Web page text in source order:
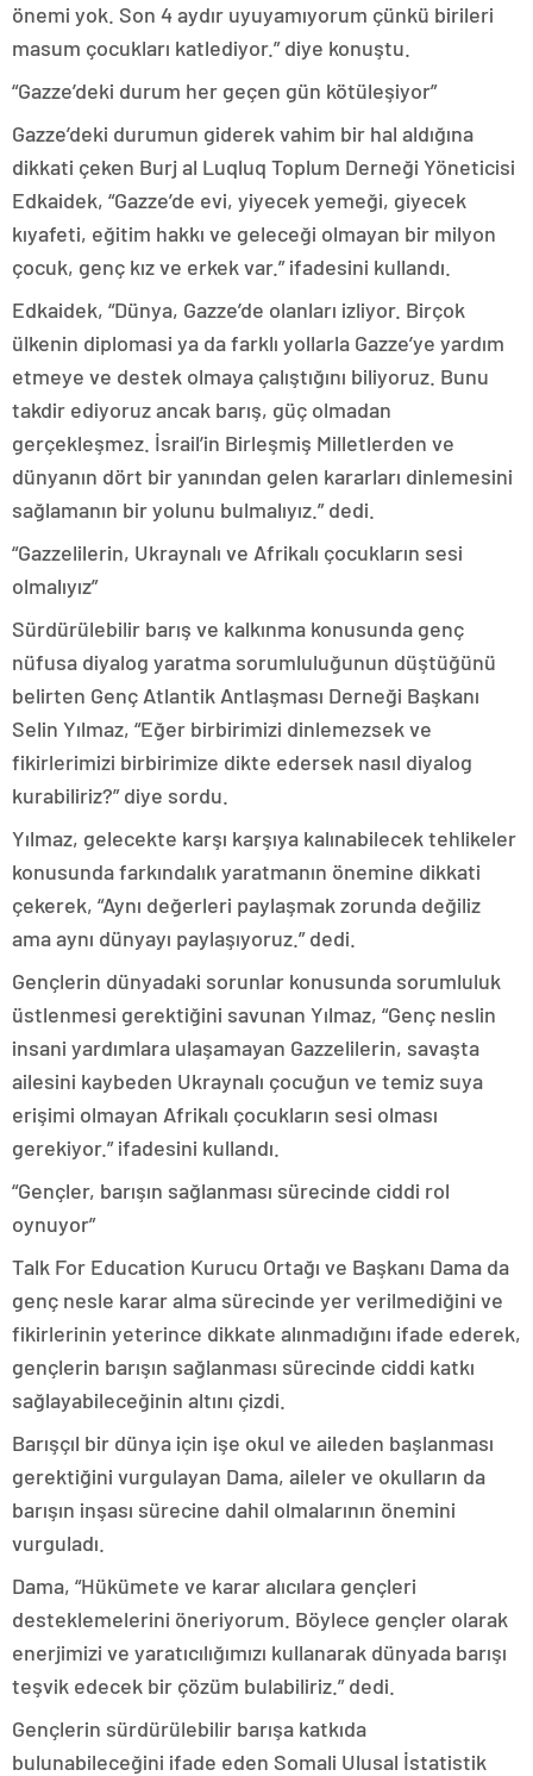
önemi yok. Son 4 aydır uyuyamıyorum çünkü birileri
masum çocukları katlediyor.” diye konuştu.
“Gazze’deki durum her geçen gün kötüleşiyor”
Gazze’deki durumun giderek vahim bir hal aldığına
dikkati çeken Burj al Luqluq Toplum Derneği Yöneticisi
Edkaidek, “Gazze’de evi, yiyecek yemeği, giyecek
kıyafeti, eğitim hakkı ve geleceği olmayan bir milyon
çocuk, genç kız ve erkek var.” ifadesini kullandı.
Edkaidek, “Dünya, Gazze’de olanları izliyor. Birçok
ülkenin diplomasi ya da farklı yollarla Gazze’ye yardım
etmeye ve destek olmaya çalıştığını biliyoruz. Bunu
takdir ediyoruz ancak barış, güç olmadan
gerçekleşmez. İsrail’in Birleşmiş Milletlerden ve
dünyanın dört bir yanından gelen kararları dinlemesini
sağlamanın bir yolunu bulmalıyız.” dedi.
“Gazzelilerin, Ukraynalı ve Afrikalı çocukların sesi
olmalıyız”
Sürdürülebilir barış ve kalkınma konusunda genç
nüfusa diyalog yaratma sorumluluğunun düştüğünü
belirten Genç Atlantik Antlaşması Derneği Başkanı
Selin Yılmaz, “Eğer birbirimizi dinlemezsek ve
fikirlerimizi birbirimize dikte edersek nasıl diyalog
kurabiliriz?” diye sordu.
Yılmaz, gelecekte karşı karşıya kalınabilecek tehlikeler
konusunda farkındalık yaratmanın önemine dikkati
çekerek, “Aynı değerleri paylaşmak zorunda değiliz
ama aynı dünyayı paylaşıyoruz.” dedi.
Gençlerin dünyadaki sorunlar konusunda sorumluluk
üstlenmesi gerektiğini savunan Yılmaz, “Genç neslin
insani yardımlara ulaşamayan Gazzelilerin, savaşta
ailesini kaybeden Ukraynalı çocuğun ve temiz suya
erişimi olmayan Afrikalı çocukların sesi olması
gerekiyor.” ifadesini kullandı.
“Gençler, barışın sağlanması sürecinde ciddi rol
oynuyor”
Talk For Education Kurucu Ortağı ve Başkanı Dama da
genç nesle karar alma sürecinde yer verilmediğini ve
fikirlerinin yeterince dikkate alınmadığını ifade ederek,
gençlerin barışın sağlanması sürecinde ciddi katkı
sağlayabileceğinin altını çizdi.
Barışçıl bir dünya için işe okul ve aileden başlanması
gerektiğini vurgulayan Dama, aileler ve okulların da
barışın inşası sürecine dahil olmalarının önemini
vurguladı.
Dama, “Hükümete ve karar alıcılara gençleri
desteklemelerini öneriyorum. Böylece gençler olarak
enerjimizi ve yaratıcılığımızı kullanarak dünyada barışı
teşvik edecek bir çözüm bulabiliriz.” dedi.
Gençlerin sürdürülebilir barışa katkıda
bulunabileceğini ifade eden Somali Ulusal İstatistik